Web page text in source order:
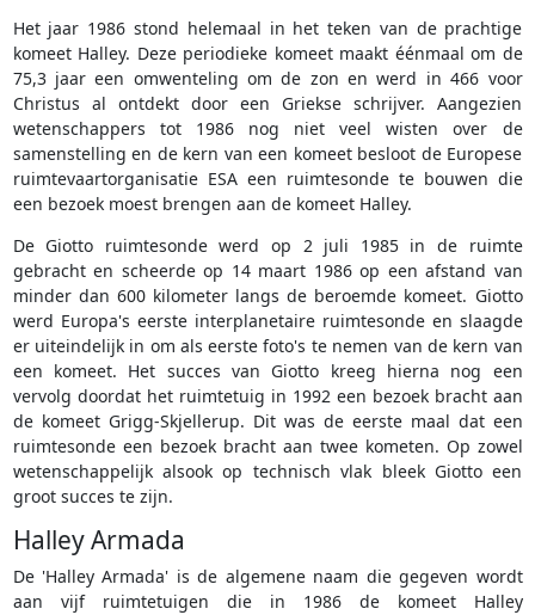
Het jaar 1986 stond helemaal in het teken van de prachtige
komeet Halley. Deze periodieke komeet maakt éénmaal om de
75,3 jaar een omwenteling om de zon en werd in 466 voor
Christus al ontdekt door een Griekse schrijver. Aangezien
wetenschappers tot 1986 nog niet veel wisten over de
samenstelling en de kern van een komeet besloot de Europese
ruimtevaartorganisatie ESA een ruimtesonde te bouwen die
een bezoek moest brengen aan de komeet Halley.
De Giotto ruimtesonde werd op 2 juli 1985 in de ruimte
gebracht en scheerde op 14 maart 1986 op een afstand van
minder dan 600 kilometer langs de beroemde komeet. Giotto
werd Europa's eerste interplanetaire ruimtesonde en slaagde
er uiteindelijk in om als eerste foto's te nemen van de kern van
een komeet. Het succes van Giotto kreeg hierna nog een
vervolg doordat het ruimtetuig in 1992 een bezoek bracht aan
de komeet Grigg-Skjellerup. Dit was de eerste maal dat een
ruimtesonde een bezoek bracht aan twee kometen. Op zowel
wetenschappelijk alsook op technisch vlak bleek Giotto een
groot succes te zijn.
Halley Armada
De 'Halley Armada' is de algemene naam die gegeven wordt
aan vijf ruimtetuigen die in 1986 de komeet Halley